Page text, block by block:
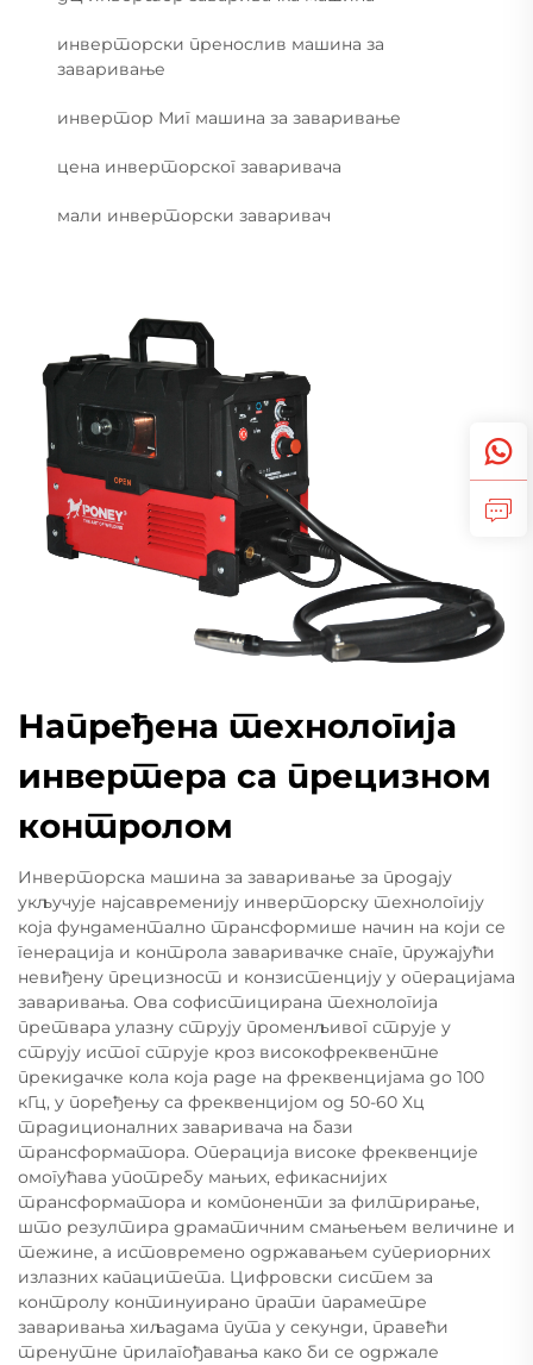
инверторски пренослив машина за
заваривање
инвертор Миг машина за заваривање
цена инверторског заваривача
мали инверторски заваривач
Напређена технологија
инвертера са прецизном
контролом
Инверторска машина за заваривање за продају
укључује најсавременију инверторску технологију
која фундаментално трансформише начин на који се
генерација и контрола заваривачке снаге, пружајући
невиђену прецизност и конзистенцију у операцијама
заваривања. Ова софистицирана технологија
претвара улазну струју променљивог струје у
струју истог струје кроз високофреквентне
прекидачке кола која раде на фреквенцијама до 100
кГц, у поређењу са фреквенцијом од 50-60 Хц
традиционалних заваривача на бази
трансформатора. Операција високе фреквенције
омогућава употребу мањих, ефикаснијих
трансформатора и компоненти за филтрирање,
што резултира драматичним смањењем величине и
тежине, а истовремено одржавањем супериорних
излазних капацитета. Цифровски систем за
контролу континуирано прати параметре
заваривања хиљадама пута у секунди, правећи
тренутне прилагођавања како би се одржале